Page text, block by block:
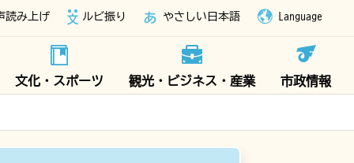
読み上げ ルビ振り やさしい日本語 Language
文化・スポーツ 観光・ビジネス・産業 市政情報